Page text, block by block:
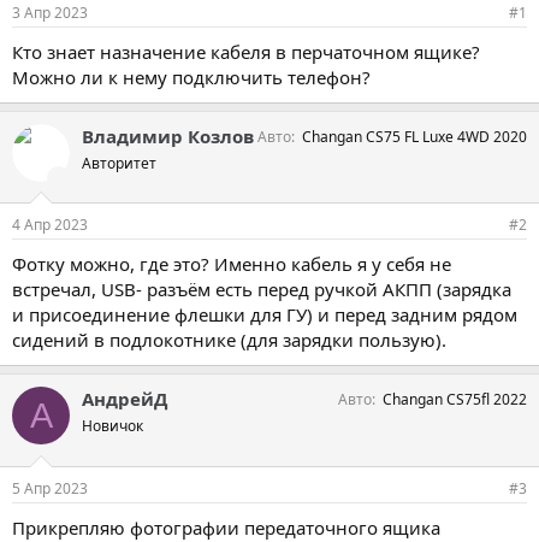
м
ы
а
л
3 Апр 2023 #1
Кто знает назначение кабеля в перчаточном ящике?
Можно ли к нему подключить телефон?
Владимир Козлов
Авторитет
Авто Changan CS75 FL Luxe 4WD 2020
4 Апр 2023 #2
Фотку можно, где это? Именно кабель я у себя не
встречал, USB- разъём есть перед ручкой АКПП (зарядка
и присоединение флешки для ГУ) и перед задним рядом
сидений в подлокотнике (для зарядки пользую).
А АндрейД
Новичок
Авто Changan CS75fl 2022
5 Апр 2023 #3
Прикрепляю фотографии передаточного ящика